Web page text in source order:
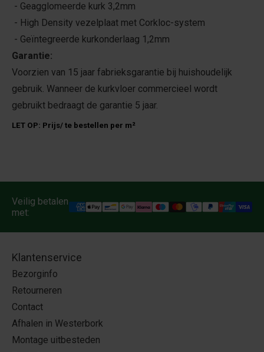
- Geagglomeerde kurk 3,2mm
- High Density vezelplaat met Corkloc-system
- Geïntegreerde kurkonderlaag 1,2mm
Garantie:
Voorzien van 15 jaar fabrieksgarantie bij huishoudelijk
gebruik. Wanneer de kurkvloer commercieel wordt
gebruikt bedraagt de garantie 5 jaar.
LET OP: Prijs/ te bestellen per m²
Veilig betalen
met:
Klantenservice
Bezorginfo
Retourneren
Contact
Afhalen in Westerbork
Montage uitbesteden